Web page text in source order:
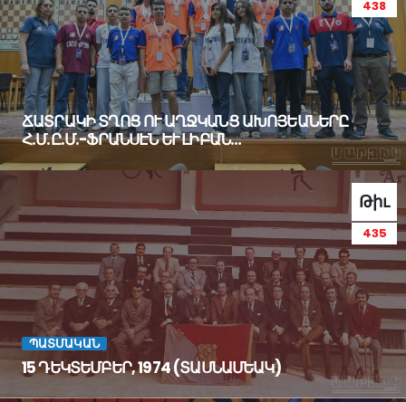
438
ՃԱՏՐԱԿԻ ՏՂՈՑ ՈՒ ԱՂՋԿԱՆՑ ԱԽՈՅԵԱՆԵՐԸ
Հ.Մ.Ը.Մ.-ՖՐԱՆՍԷՆ ԵՒ ԼԻԲԱՆ…
Թիւ
435
ՊԱՏՄԱԿԱՆ
15 ԴԵԿՏԵՄԲԵՐ, 1974 (ՏԱՍՆԱՄԵԱԿ)